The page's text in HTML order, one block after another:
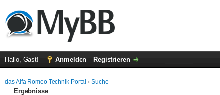
Hallo, Gast! Anmelden Registrieren
das Alfa Romeo Technik Portal › Suche
Ergebnisse